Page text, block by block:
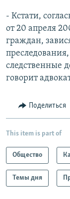
- Кстати,
от 20 апреля
граждан,
следственные
говорит
Поделиться
This item is part of
Общество
Темы дня